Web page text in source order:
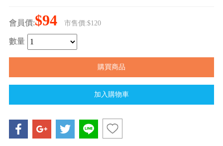
會員價:$94 市售價:$120
數量